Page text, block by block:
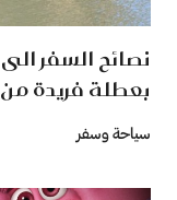
نصائح السفر
بعطلة فريدة
سياحة وسفر